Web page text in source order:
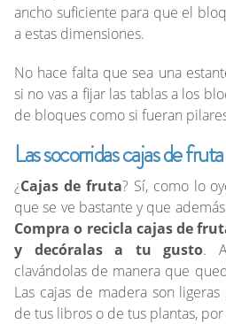
ancho suficiente para que el
a estas dimensiones.
No hace falta que sea una
si no vas a fijar las tablas a los
de bloques como si fueran
Las socorridas cajas de fruta
¿Cajas de fruta? Sí, como lo
que se ve bastante y que
Compra o recicla cajas de
y decóralas a tu gusto.
clavándolas de manera que
Las cajas de madera son
de tus libros o de tus plantas,